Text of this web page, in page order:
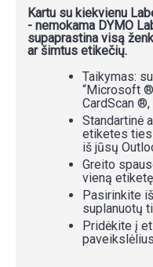
Kartu su kiekvienu
- nemokama DYMO
supaprastina visą
ar šimtus etikečių.
Taikymas:
“Microsoft
CardScan
Standartinė
etiketes
iš jūsų
Greito
vieną
Pasirinkite
suplanuotų
Pridėkite į